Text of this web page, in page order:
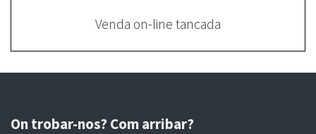
Venda on-line tancada
On trobar-nos? Com arribar?